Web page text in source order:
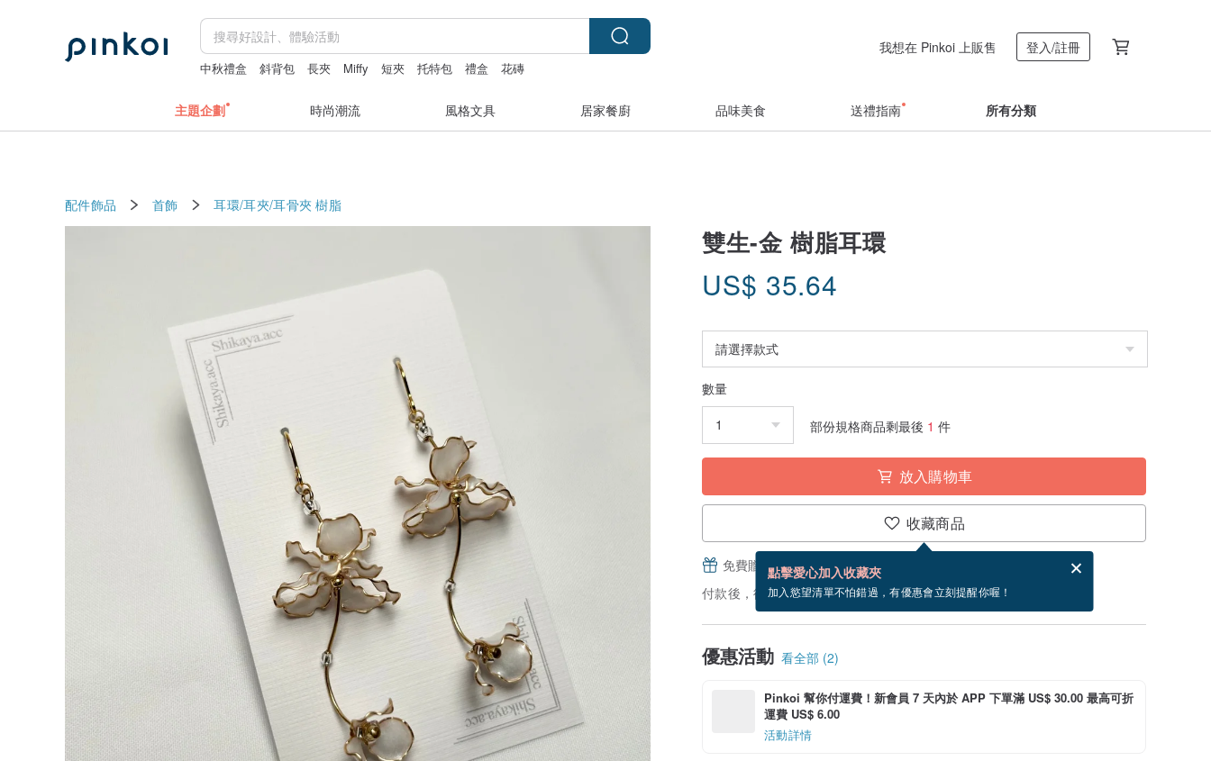
中秋禮盒 斜背包 長夾 Miffy 短夾 托特包 禮盒 花磚
我想在 Pinkoi 上販售 登入/註冊
主題企劃 時尚潮流 風格文具 居家餐廚 品味美食 送禮指南 所有分類
配件飾品 首飾 耳環/耳夾/耳骨夾 樹脂
雙生-金 樹脂耳環
US$ 35.64
數量
部份規格商品剩最後 1 件
放入購物車
收藏商品
點擊愛心加入收藏夾
加入慾望清單不怕錯過，有優惠會立刻提醒你喔！
免費贈送電子賀卡，結帳完成後填寫
付款後，從備貨到寄出商品為 3 個工作天。（不包含假日）
優惠活動 看全部 (2)
Pinkoi 幫你付運費！新會員 7 天內於 APP 下單滿 US$ 30.00 最高可折
運費 US$ 6.00
活動詳情